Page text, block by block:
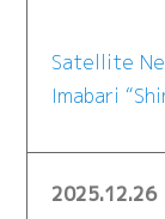
Satellite
Imabari
2025.12.26